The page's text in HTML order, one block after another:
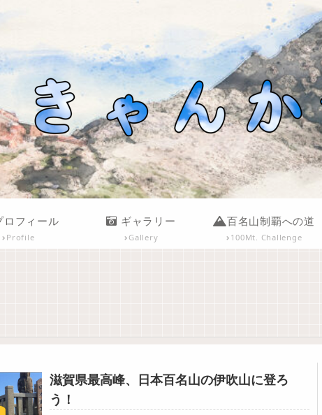
ロフィール
Profile
ギャラリー
Gallery
百名山制覇への道
100Mt. Challenge
滋賀県最高峰、日本百名山の伊吹山に登ろ
う！